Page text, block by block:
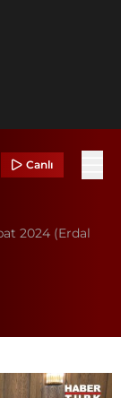
Canlı
2024 (Erdal